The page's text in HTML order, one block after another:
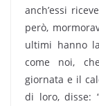
anch’essi
però,
ultimi hanno
come noi,
giornata e il
di loro, disse: